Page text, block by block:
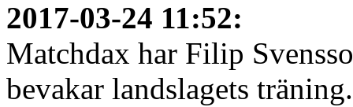
2017-03-24 11:52:
Matchdax har Filip
bevakar landslagets